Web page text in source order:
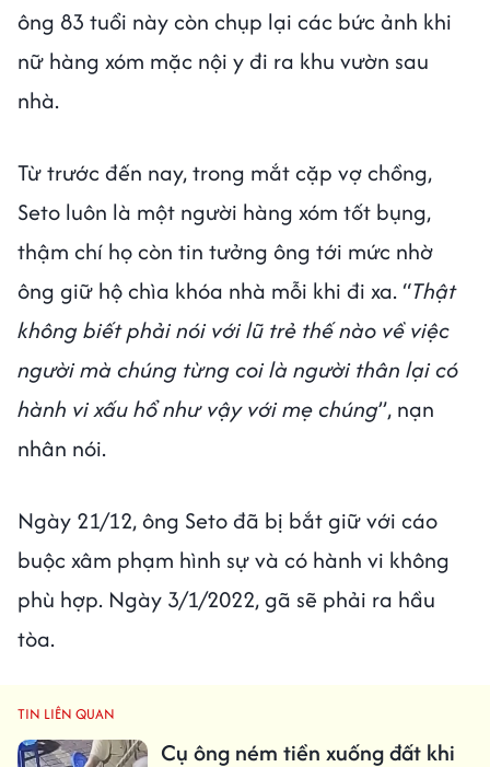
ông 83 tuổi này còn chụp lại các bức ảnh khi
nữ hàng xóm mặc nội y đi ra khu vườn sau
nhà.
Từ trước đến nay, trong mắt cặp vợ chồng,
Seto luôn là một người hàng xóm tốt bụng,
thậm chí họ còn tin tưởng ông tới mức nhờ
ông giữ hộ chìa khóa nhà mỗi khi đi xa. “Thật
không biết phải nói với lũ trẻ thế nào về việc
người mà chúng từng coi là người thân lại có
hành vi xấu hổ như vậy với mẹ chúng”, nạn
nhân nói.
Ngày 21/12, ông Seto đã bị bắt giữ với cáo
buộc xâm phạm hình sự và có hành vi không
phù hợp. Ngày 3/1/2022, gã sẽ phải ra hầu
tòa.
TIN LIÊN QUAN
Cụ ông ném tiền xuống đất khi